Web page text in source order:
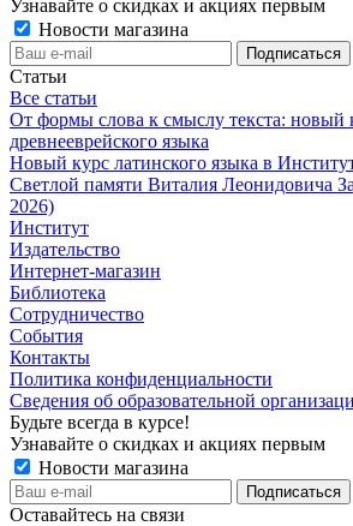
Узнавайте о скидках и акциях первым
Новости магазина
Статьи
Все статьи
От формы слова к смыслу текста: новый
древнееврейского языка
Новый курс латинского языка в
Светлой памяти Виталия Леонидовича
2026)
Институт
Издательство
Интернет-магазин
Библиотека
Сотрудничество
События
Контакты
Политика конфиденциальности
Сведения об образовательной
Будьте всегда в курсе!
Узнавайте о скидках и акциях первым
Новости магазина
Оставайтесь на связи